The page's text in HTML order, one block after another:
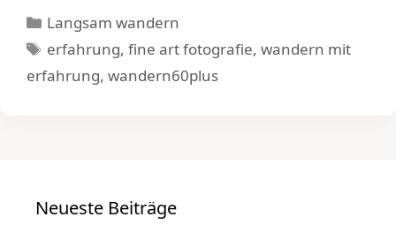
Kategorien
Langsam wandern
Schlagwörter
erfahrung,fine art fotografie,wandern mit
erfahrung, wandern60plus
Neueste Beiträge